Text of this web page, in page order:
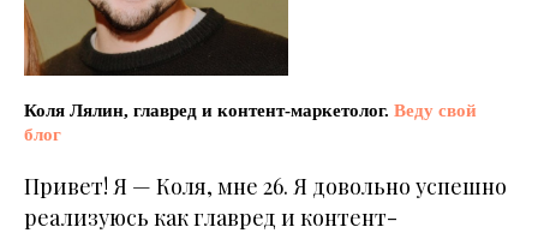
Коля Лялин, главред и контент-маркетолог. Веду свой
блог
Привет! Я — Коля, мне 26. Я довольно успешно
реализуюсь как главред и контент-